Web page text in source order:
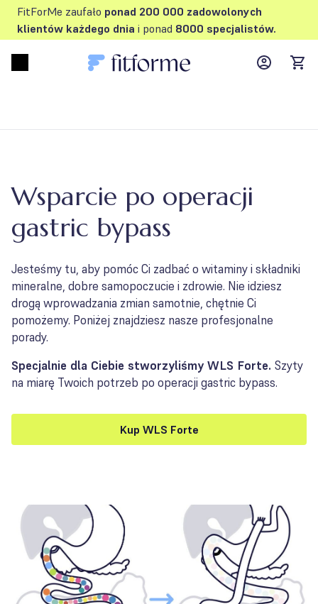
FitForMe zaufało ponad 200 000 zadowolonych
klientów każdego dnia i ponad 8000 specjalistów.
MyFFM
Wsparcie po operacji
gastric bypass
Jesteśmy tu, aby pomóc Ci zadbać o witaminy i składniki
mineralne, dobre samopoczucie i zdrowie. Nie idziesz
drogą wprowadzania zmian samotnie, chętnie Ci
pomożemy. Poniżej znajdziesz nasze profesjonalne
porady.
Specjalnie dla Ciebie stworzyliśmy WLS Forte. Szyty
na miarę Twoich potrzeb po operacji gastric bypass.
Kup WLS Forte